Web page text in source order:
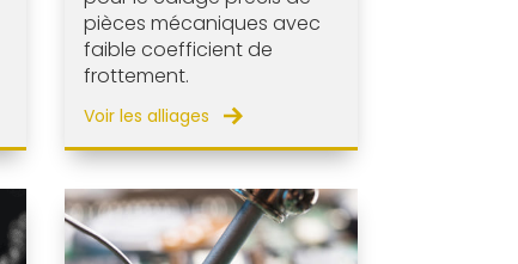
pièces mécaniques avec
faible coefficient de
frottement.
Voir les alliages